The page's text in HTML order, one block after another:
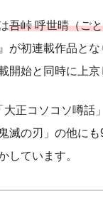
吾峠 呼世晴（ご
が初連載作品と
開始と同時に上京
大正コソコソ噂話
滅の刃」の他に
しています。